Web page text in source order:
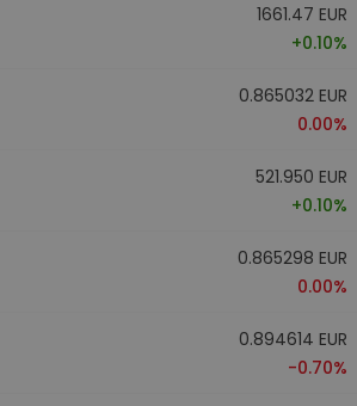
1661.47 EUR
+0.10%
0.865032 EUR
0.00%
521.950 EUR
+0.10%
0.865298 EUR
0.00%
0.894614 EUR
-0.70%